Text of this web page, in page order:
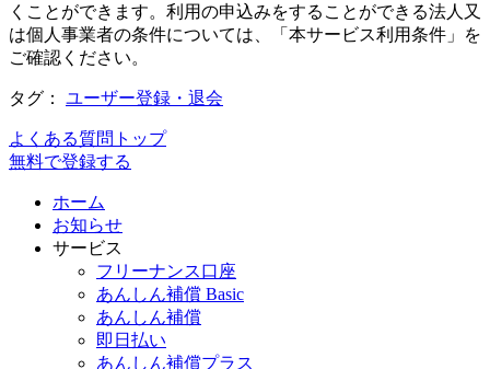
くことができます。利用の申込みをすることができる法人又
は個人事業者の条件については、「本サービス利用条件」を
ご確認ください。
タグ： ユーザー登録・退会
よくある質問トップ
無料で登録する
ホーム
お知らせ
サービス
フリーナンス口座
あんしん補償 Basic
あんしん補償
即日払い
あんしん補償プラス